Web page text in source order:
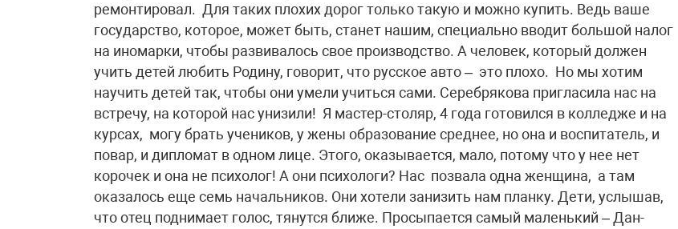
ремонтировал. Для таких плохих дорог только такую и можно купить. Ведь ваше
государство, которое, может быть, станет нашим, специально вводит большой налог
на иномарки, чтобы развивалось свое производство. А человек, который должен
учить детей любить Родину, говорит, что русское авто – это плохо. Но мы хотим
научить детей так, чтобы они умели учиться сами. Серебрякова пригласила нас на
встречу, на которой нас унизили! Я мастер-столяр, 4 года готовился в колледже и на
курсах, могу брать учеников, у жены образование среднее, но она и воспитатель, и
повар, и дипломат в одном лице. Этого, оказывается, мало, потому что у нее нет
корочек и она не психолог! А они психологи? Нас позвала одна женщина, а там
оказалось еще семь начальников. Они хотели занизить нам планку. Дети, услышав,
что отец поднимает голос, тянутся ближе. Просыпается самый маленький – Дан-